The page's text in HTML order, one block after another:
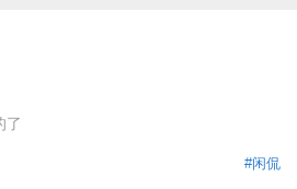
了
#闲侃